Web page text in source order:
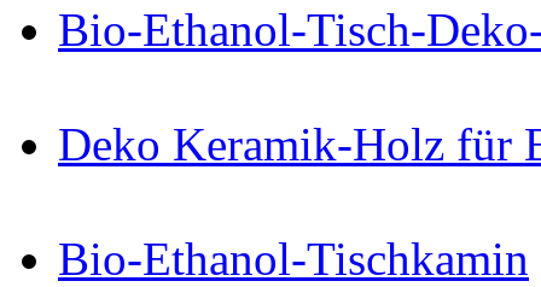
Bio-Ethanol-Tisch-
Deko Keramik-Holz für
Bio-Ethanol-Tischkamin